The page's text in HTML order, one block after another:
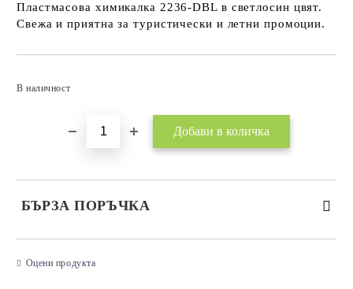
Пластмасова химикалка 2236-DBL в светлосин цвят.
Свежа и приятна за туристически и летни промоции.
В наличност
БЪРЗА ПОРЪЧКА
Оцени продукта